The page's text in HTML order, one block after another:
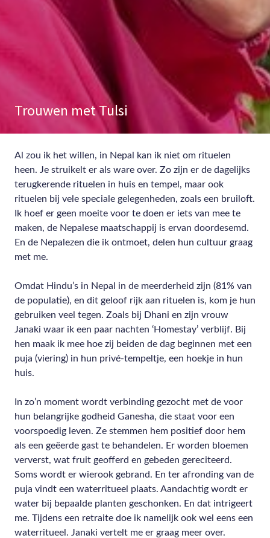
BLOG
HART
ZIEL
Trouwen met Tulsi
Al zou ik het willen, in Nepal kan ik niet om rituelen
heen. Je struikelt er als ware over. Zo zijn er de dagelijks
terugkerende rituelen in huis en tempel, maar ook
rituelen bij vele speciale gelegenheden, zoals een bruiloft.
Ik hoef er geen moeite voor te doen er iets van mee te
maken, de Nepalese maatschappij is ervan doordesemd.
En de Nepalezen die ik ontmoet, delen hun cultuur graag
met me.
Omdat Hindu’s in Nepal in de meerderheid zijn (81% van
de populatie), en dit geloof rijk aan rituelen is, kom je hun
gebruiken veel tegen. Zoals bij Dhani en zijn vrouw
Janaki waar ik een paar nachten ‘Homestay’ verblijf. Bij
hen maak ik mee hoe zij beiden de dag beginnen met een
puja (viering) in hun privé-tempeltje, een hoekje in hun
huis.
In zo’n moment wordt verbinding gezocht met de voor
hun belangrijke godheid Ganesha, die staat voor een
voorspoedig leven. Ze stemmen hem positief door hem
als een geëerde gast te behandelen. Er worden bloemen
ververst, wat fruit geofferd en gebeden gereciteerd.
Soms wordt er wierook gebrand. En ter afronding van de
puja vindt een waterritueel plaats. Aandachtig wordt er
water bij bepaalde planten geschonken. En dat intrigeert
me. Tijdens een retraite doe ik namelijk ook wel eens een
waterritueel. Janaki vertelt me er graag meer over.